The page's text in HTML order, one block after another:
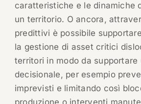
caratteristiche e le dinamiche
un territorio. O ancora,
predittivi è possibile
la gestione di asset critici
territori in modo da supportare
decisionale, per esempio
imprevisti e limitando così